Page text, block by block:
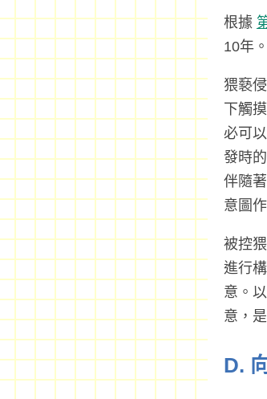
根據
10年。
猥褻
下觸
必可
發時
伴隨
意圖
被控
進行
意。
意，
D.